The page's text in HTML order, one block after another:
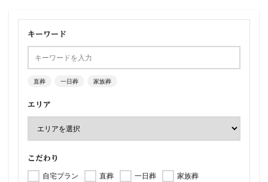
キーワード
直葬 一日葬 家族葬
エリア
こだわり
自宅プラン 直葬 一日葬
家族葬